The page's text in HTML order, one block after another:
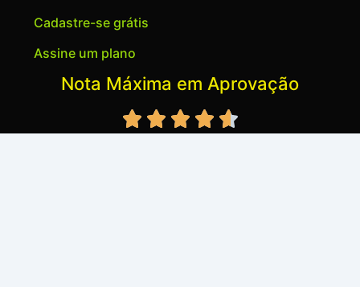
Cadastre-se grátis
Assine um plano
Nota Máxima em Aprovação